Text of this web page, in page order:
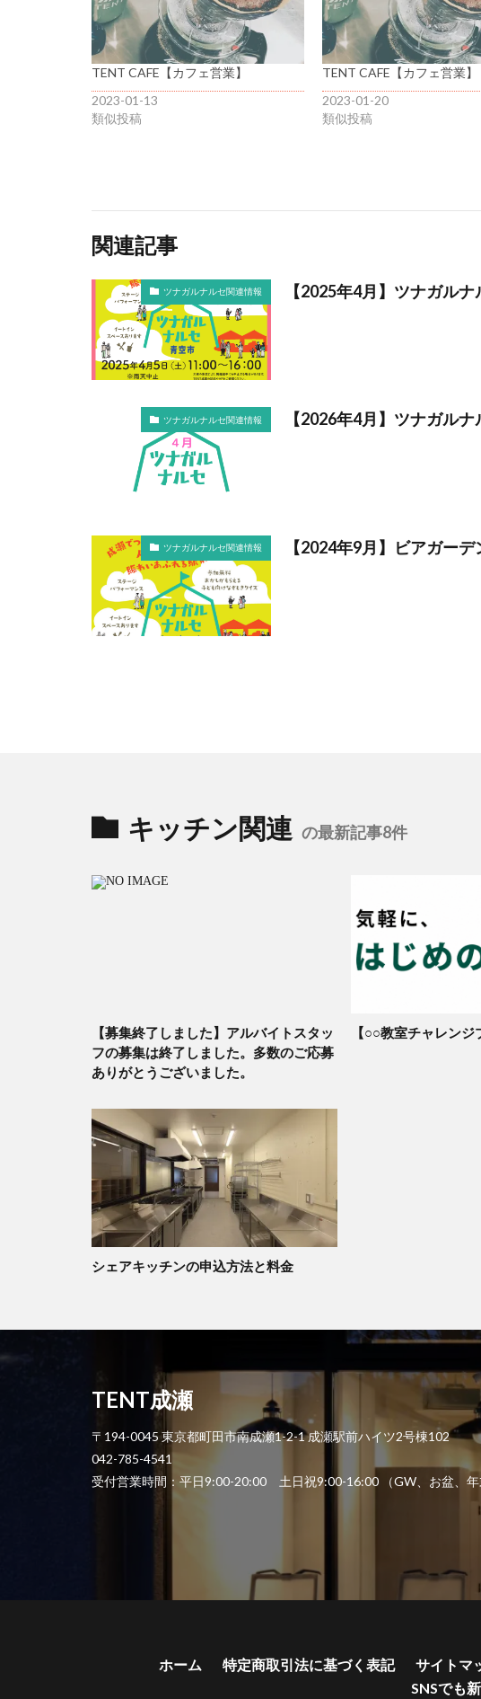
TENT CAFE【カフェ営業】
2023-01-13
類似投稿
TENT CAFE【カフェ営業】
2023-01-20
類似投稿
関連記事
ツナガルナルセ関連情報 【2025年4月】ツナガル
ツナガルナルセ関連情報 【2026年4月】ツナガル
ツナガルナルセ関連情報 【2024年9月】ビアガー
キッチン関連 の最新記事8件
【募集終了しました】アルバイトスタッ
フの募集は終了しました。多数のご応募
ありがとうございました。
【○○教室チャレンジ
シェアキッチンの申込方法と料金
TENT成瀬
〒194-0045 東京都町田市南成瀬1-2-1 成瀬駅前ハイツ2号棟102
042-785-4541
受付営業時間：平日9:00-20:00 土日祝9:00-16:00 （GW、お盆、
ホーム 特定商取引法に基づく表記 サイトマ
SNSでも